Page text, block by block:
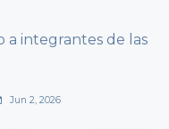
a integrantes de las
Jun 2, 2026